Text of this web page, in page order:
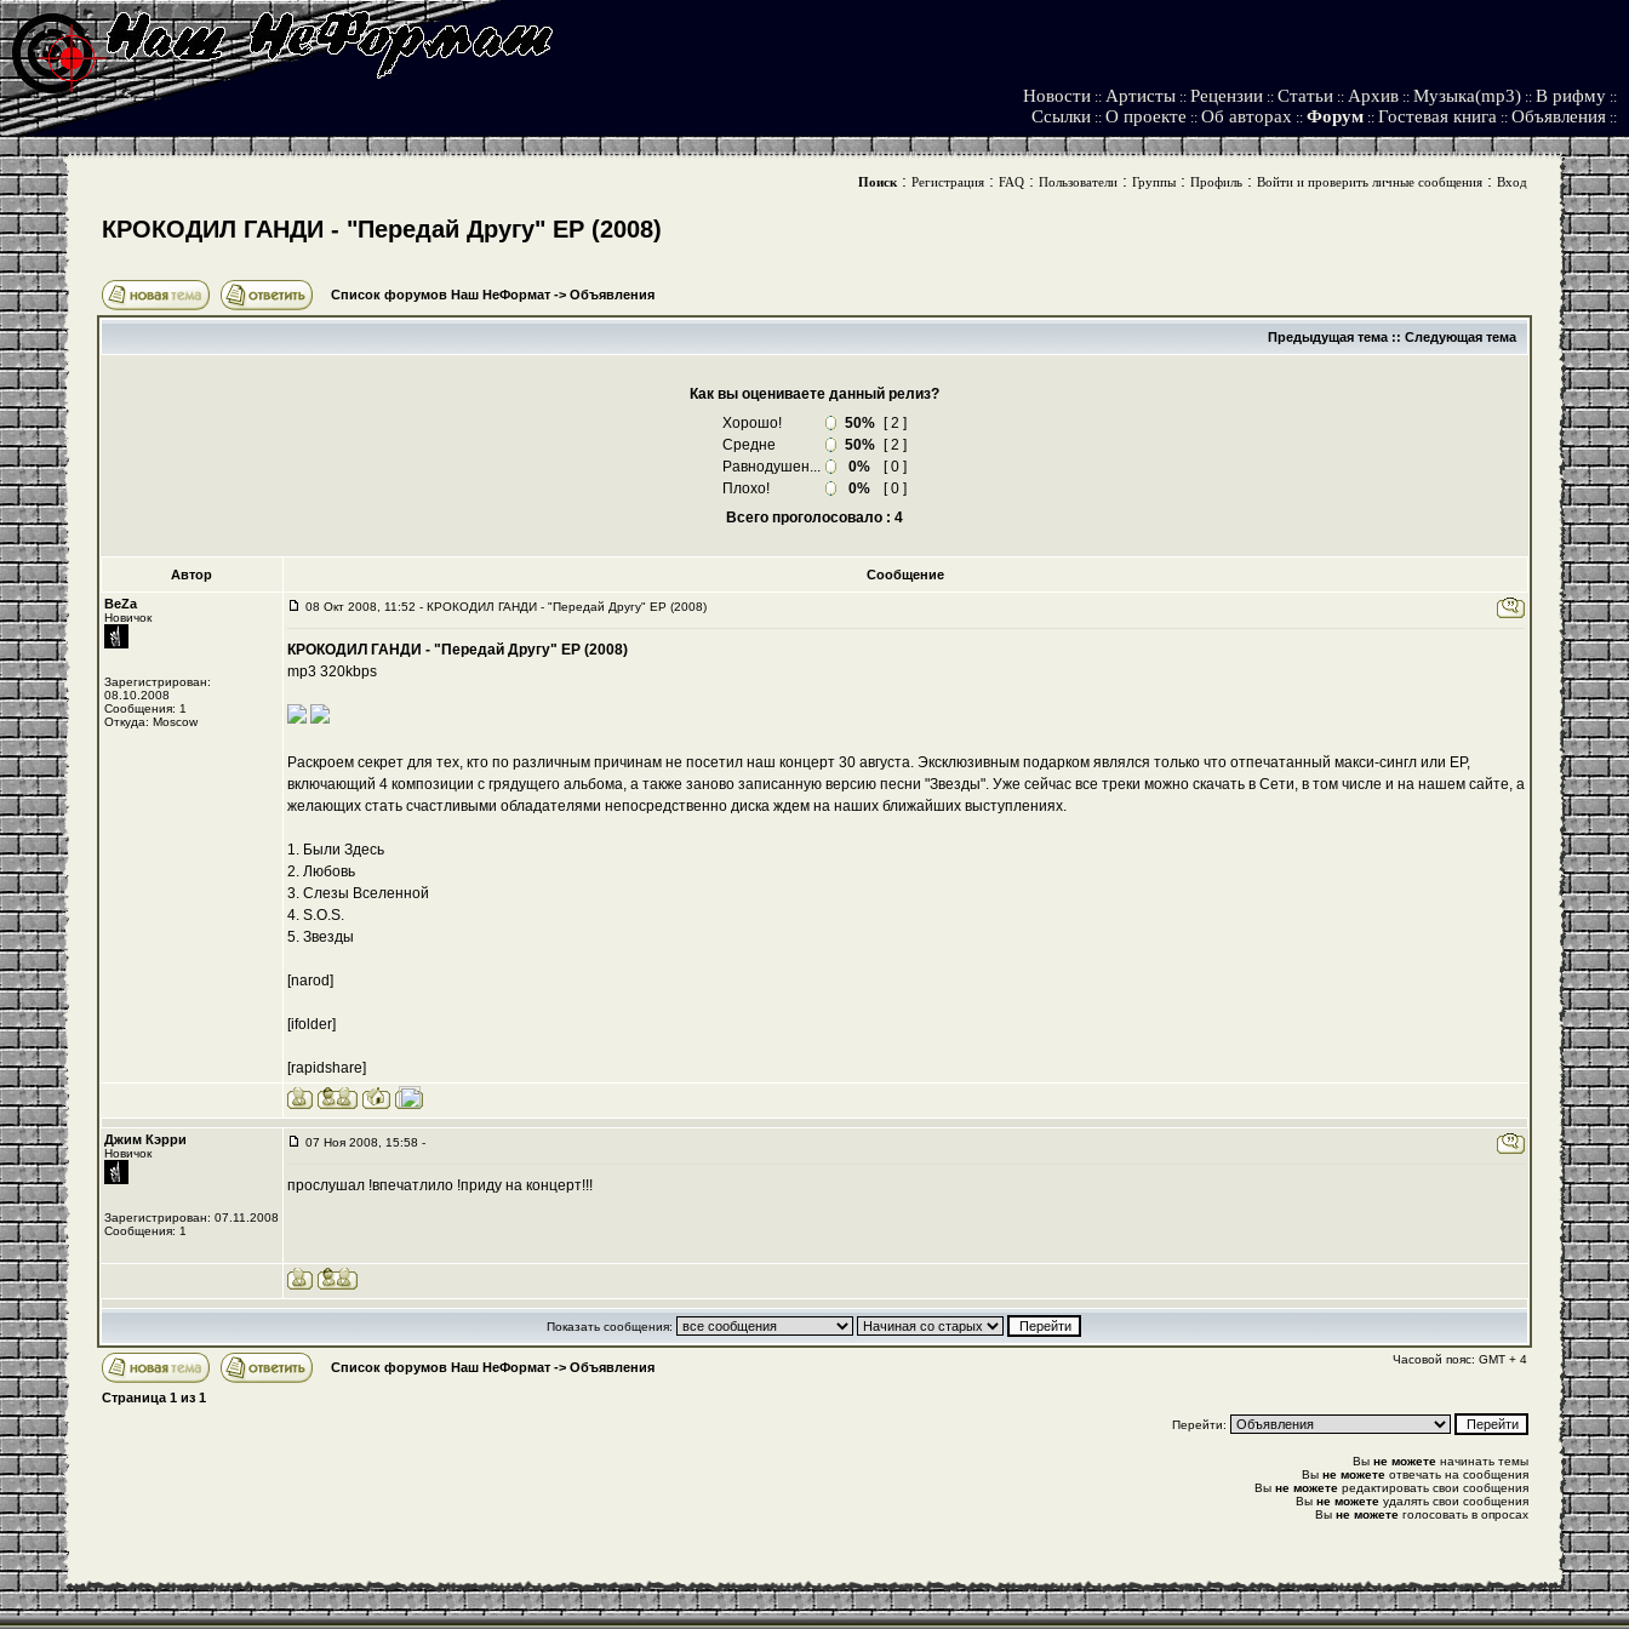
Новости :: Артисты :: Рецензии :: Статьи :: Архив :: Музыка(mp3) :: В рифму ::
Ссылки :: О проекте :: Об авторах :: Форум :: Гостевая книга :: Объявления ::
Поиск: Регистрация: FAQ: Пользователи: Группы: Профиль: Войти и проверить личные сообщения: Вход
КРОКОДИЛ ГАНДИ - "Передай Другу" ЕР (2008)
Список форумов Наш НеФормат-> Объявления
Предыдущая тема:: Следующая тема
Как вы оцениваете данный релиз?
Хорошо!
50%
[ 2 ]
Средне
50%
[ 2 ]
Равнодушен...
0%
[ 0 ]
Плохо!
0%
[ 0 ]
Всего проголосовало : 4
Автор
Сообщение
BeZa
Новичок
Зарегистрирован:
08.10.2008
Сообщения: 1
Откуда: Moscow
08 Окт 2008, 11:52 - КРОКОДИЛ ГАНДИ - "Передай Другу" ЕР (2008)
КРОКОДИЛ ГАНДИ - "Передай Другу" ЕР (2008)
mp3 320kbps
Раскроем секрет для тех, кто по различным причинам не посетил наш концерт 30 августа. Эксклюзивным подарком являлся только что отпечатанный макси-сингл или EP,
включающий 4 композиции с грядущего альбома, а также заново записанную версию песни "Звезды". Уже сейчас все треки можно скачать в Сети, в том числе и на нашем сайте, а
желающих стать счастливыми обладателями непосредственно диска ждем на наших ближайших выступлениях.
1. Были Здесь
2. Любовь
3. Слезы Вселенной
4. S.O.S.
5. Звезды
[narod]
[ifolder]
[rapidshare]
Джим Кэрри
Новичок
Зарегистрирован: 07.11.2008
Сообщения: 1
07 Ноя 2008, 15:58 -
прослушал !впечатлило !приду на концерт!!!
Показать сообщения:
Список форумов Наш НеФормат-> Объявления
Часовой пояс: GMT + 4
Страница 1из 1
Перейти:
Вы не можетеначинать темы
Вы не можетеотвечать на сообщения
Вы не можетередактировать свои сообщения
Вы не можетеудалять свои сообщения
Вы не можетеголосовать в опросах